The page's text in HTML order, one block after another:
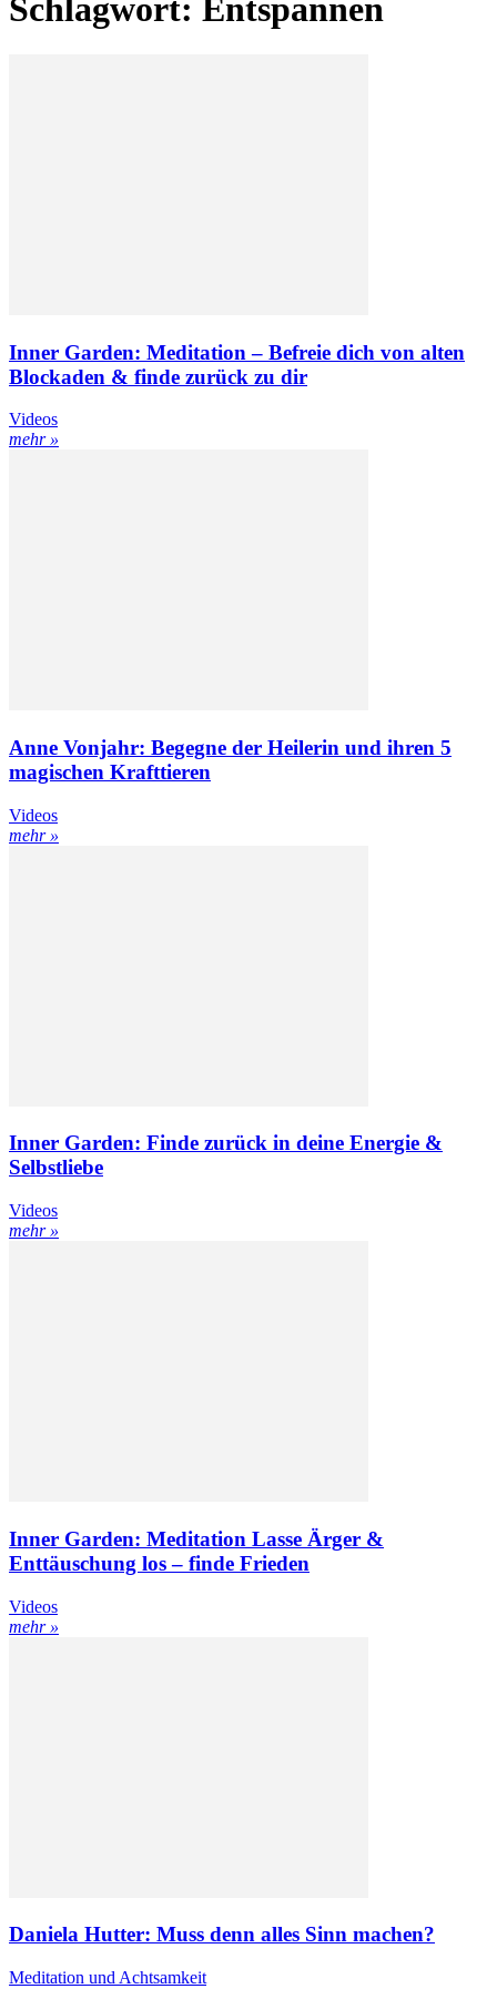
Schlagwort: Entspannen
Inner Garden: Meditation – Befreie dich von alten
Blockaden & finde zurück zu dir
Videos
mehr »
Anne Vonjahr: Begegne der Heilerin und ihren 5
magischen Krafttieren
Videos
mehr »
Inner Garden: Finde zurück in deine Energie &
Selbstliebe
Videos
mehr »
Inner Garden: Meditation Lasse Ärger &
Enttäuschung los – finde Frieden
Videos
mehr »
Daniela Hutter: Muss denn alles Sinn machen?
Meditation und Achtsamkeit